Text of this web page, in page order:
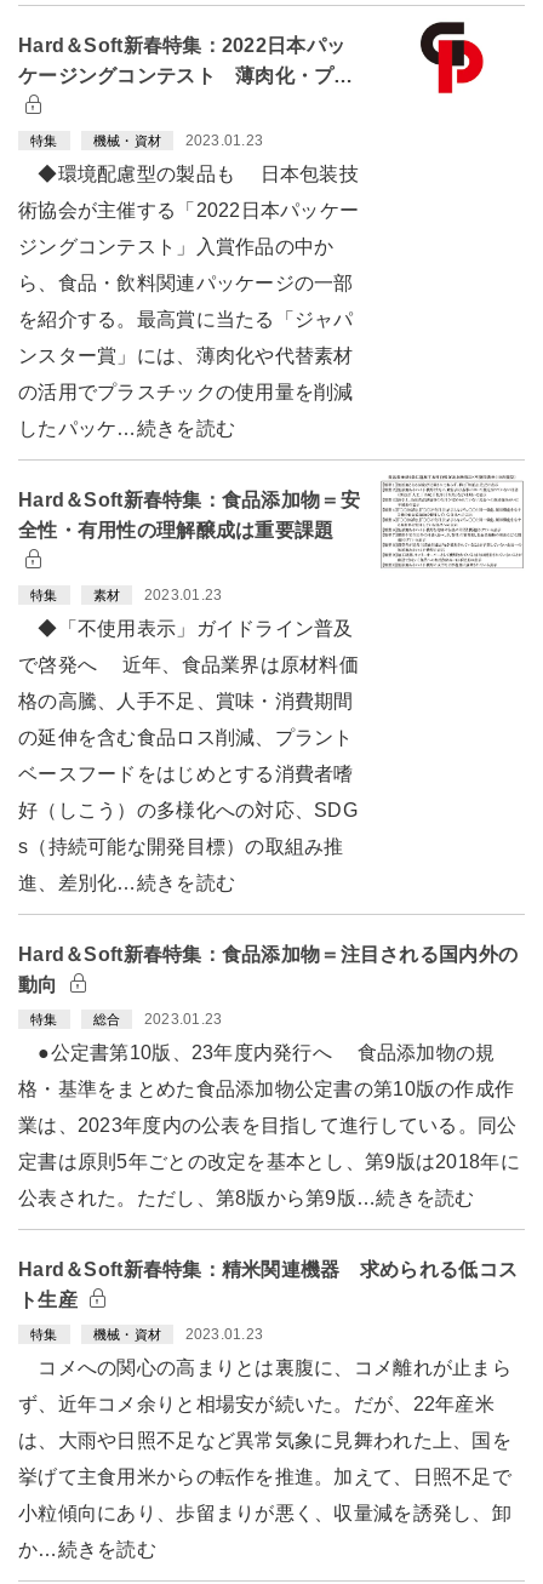
Hard＆Soft新春特集：2022日本パッ
ケージングコンテスト 薄肉化・プ…
特集 機械・資材 2023.01.23
◆環境配慮型の製品も 日本包装技
術協会が主催する「2022日本パッケー
ジングコンテスト」入賞作品の中か
ら、食品・飲料関連パッケージの一部
を紹介する。最高賞に当たる「ジャパ
ンスター賞」には、薄肉化や代替素材
の活用でプラスチックの使用量を削減
したパッケ…続きを読む
Hard＆Soft新春特集：食品添加物＝安
全性・有用性の理解醸成は重要課題
特集 素材 2023.01.23
◆「不使用表示」ガイドライン普及
で啓発へ 近年、食品業界は原材料価
格の高騰、人手不足、賞味・消費期間
の延伸を含む食品ロス削減、プラント
ベースフードをはじめとする消費者嗜
好（しこう）の多様化への対応、SDG
s（持続可能な開発目標）の取組み推
進、差別化…続きを読む
Hard＆Soft新春特集：食品添加物＝注目される国内外の
動向
特集 総合 2023.01.23
●公定書第10版、23年度内発行へ 食品添加物の規
格・基準をまとめた食品添加物公定書の第10版の作成作
業は、2023年度内の公表を目指して進行している。同公
定書は原則5年ごとの改定を基本とし、第9版は2018年に
公表された。ただし、第8版から第9版…続きを読む
Hard＆Soft新春特集：精米関連機器 求められる低コス
ト生産
特集 機械・資材 2023.01.23
コメへの関心の高まりとは裏腹に、コメ離れが止まら
ず、近年コメ余りと相場安が続いた。だが、22年産米
は、大雨や日照不足など異常気象に見舞われた上、国を
挙げて主食用米からの転作を推進。加えて、日照不足で
小粒傾向にあり、歩留まりが悪く、収量減を誘発し、卸
か…続きを読む